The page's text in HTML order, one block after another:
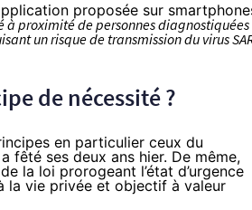
proposée sur
à proximité de personnes diagnostiquées
un risque de transmission du virus
de nécessité ?
en particulier ceux du
fêté ses deux ans hier. De même,
la loi prorogeant l’état d’urgence
la vie privée et objectif à valeur